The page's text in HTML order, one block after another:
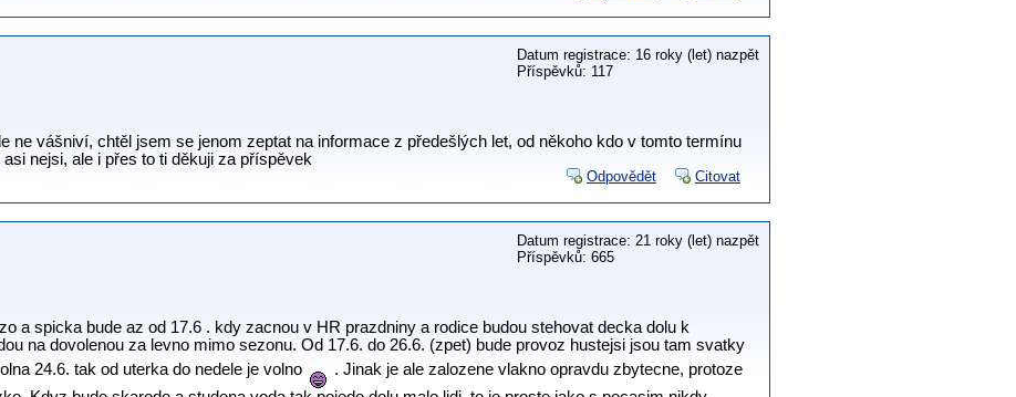
Datum registrace: 16 roky (let) nazpět
Příspěvků: 117
ne vášniví, chtěl jsem se jenom zeptat na informace z předešlých let, od někoho kdo v tomto termínu
nejsi, ale i přes to ti děkuji za příspěvek
Odpovědět Citovat
Datum registrace: 21 roky (let) nazpět
Příspěvků: 665
a spicka bude az od 17.6 . kdy zacnou v HR prazdniny a rodice budou stehovat decka dolu k
na dovolenou za levno mimo sezonu. Od 17.6. do 26.6. (zpet) bude provoz hustejsi jsou tam svatky
24.6. tak od uterka do nedele je volno
. Jinak je ale zalozene vlakno opravdu zbytecne, protoze